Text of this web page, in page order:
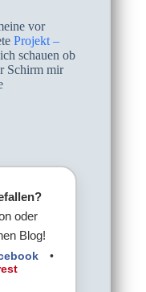
vor
Projekt –
schauen ob
Schirm mir
oder
Blog!
•